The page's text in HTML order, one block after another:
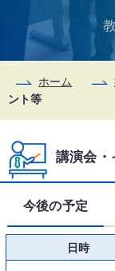
ホーム
ント等
講演会・
今後の予定
日時